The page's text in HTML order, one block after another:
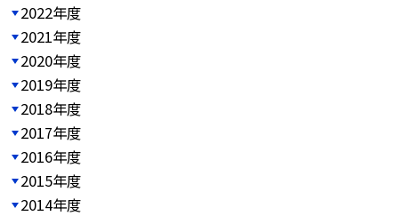
2022年度
2021年度
2020年度
2019年度
2018年度
2017年度
2016年度
2015年度
2014年度